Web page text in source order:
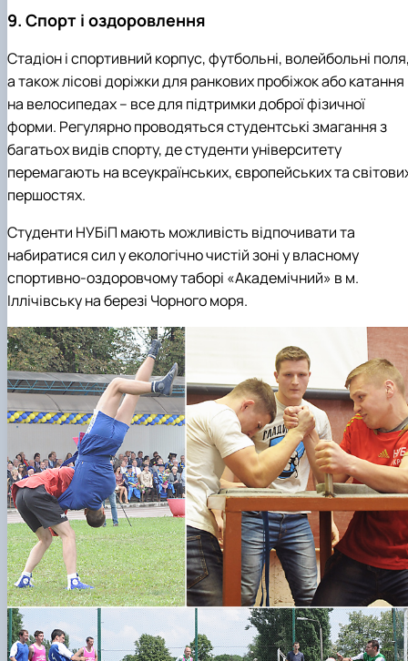
9. Спорт і оздоровлення
Стадіон і спортивний корпус, футбольні, волейбольні
а також лісові доріжки для ранкових пробіжок або катання
на велосипедах – все для підтримки доброї фізичної
форми. Регулярно проводяться студентські змагання з
багатьох видів спорту, де студенти університету
перемагають на всеукраїнських, європейських та
першостях.
Студенти НУБіП мають можливість відпочивати та
набиратися сил у екологічно чистій зоні у власному
спортивно-оздоровчому таборі «Академічний» в м.
Іллічівську на березі Чорного моря.